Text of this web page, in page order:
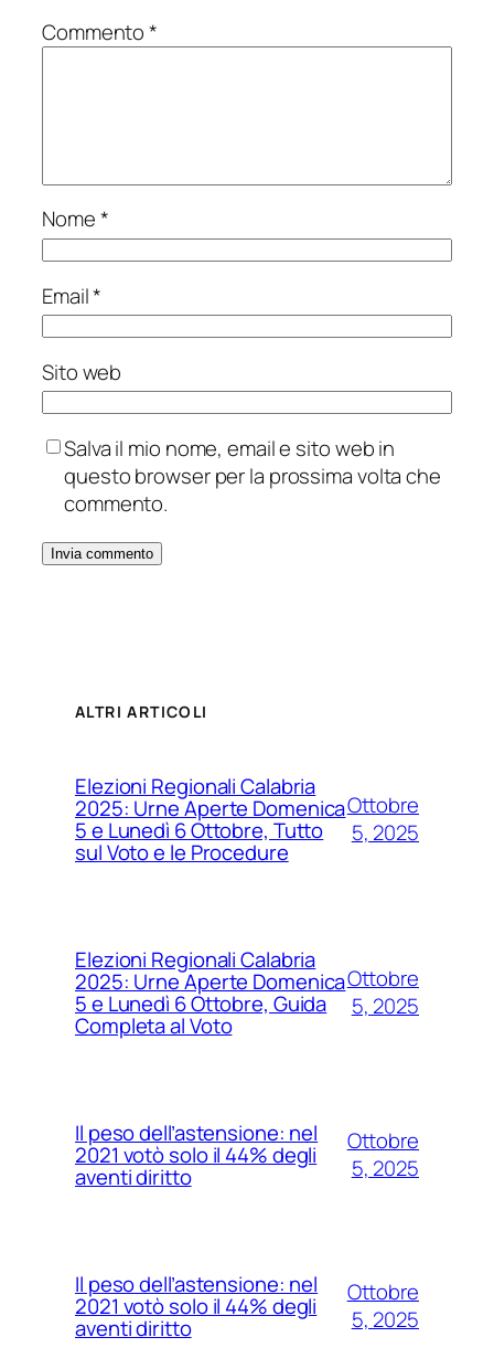
Commento*
Nome*
Email*
Sito web
Salva il mio nome, email e sito web in
questo browser per la prossima volta che
commento.
ALTRI ARTICOLI
Elezioni Regionali Calabria
2025: Urne Aperte Domenica
5 e Lunedì 6 Ottobre, Tutto
sul Voto e le Procedure
Ottobre
5, 2025
Elezioni Regionali Calabria
2025: Urne Aperte Domenica
5 e Lunedì 6 Ottobre, Guida
Completa al Voto
Ottobre
5, 2025
Il peso dell’astensione: nel
2021 votò solo il 44% degli
aventi diritto
Ottobre
5, 2025
Il peso dell’astensione: nel
2021 votò solo il 44% degli
aventi diritto
Ottobre
5, 2025